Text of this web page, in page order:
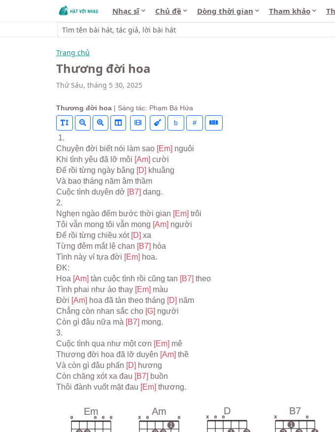
Nhạc sĩ Chủ đề Dòng thời gian Tham khảo
Trang chủ
Thương đời hoa
Thứ Sáu, tháng 5 30, 2025
Thương đời hoa | Sáng tác: Phạm Bá Hứa
b
#
1.
Chuyện đời biết nói làm sao [Em] nguôi
Khi tình yêu đã lỡ môi [Am] cười
Để rồi từng ngày bâng [D] khuâng
Và bao tháng năm âm thầm
Cuộc tình duyên dở [B7] dang.
2.
Nghẹn ngào đếm bước thời gian [Em] trôi
Tôi vẫn mong tôi vẫn mong [Am] người
Để rồi từng chiều xót [D] xa
Từng đêm mắt lệ chan [B7] hòa
Tình này ví tựa đời [Em] hoa.
ĐK:
Hoa [Am] tàn cuộc tình rồi cũng tan [B7] theo
Tình phai như áo thay [Em] màu
Đời [Am] hoa đã tàn theo tháng [D] năm
Chẳng còn nhan sắc cho [G] người
Còn gì đâu nữa mà [B7] mong.
3.
Cuộc tình qua như một cơn [Em] mê
Thương đời hoa đã lỡ duyên [Am] thề
Và còn gì đâu phấn [D] hương
Còn chăng xót xa đau [B7] buồn
Thôi đành vuốt mặt đau [Em] thương.
Em
o o o o
Am
x o
1
o
D
x o o
B7
x
1
o